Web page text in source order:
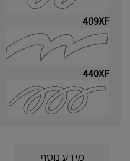
409XF
440XF
מידע נוסף